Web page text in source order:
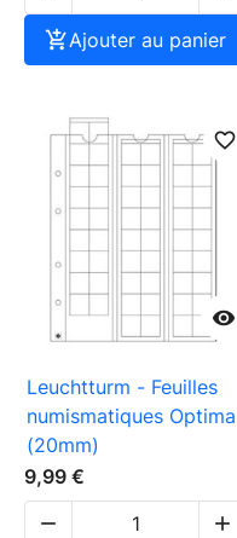
Ajouter au panier

favorite_border
Leuchtturm - Feuilles
numismatiques Optima
(20mm)
9,99 €

